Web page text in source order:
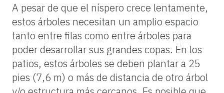
A pesar de que el níspero crece lentamente,
estos árboles necesitan un amplio espacio
tanto entre filas como entre árboles para
poder desarrollar sus grandes copas. En los
patios, estos árboles se deben plantar a 25
pies (7,6 m) o más de distancia de otro árbol